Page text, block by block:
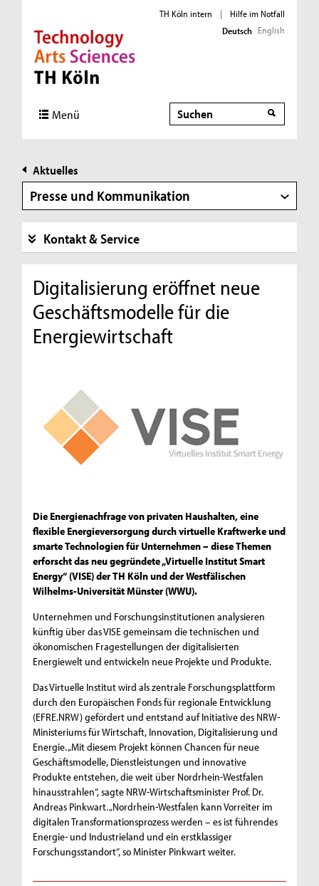
Direkt zur Hauptnavigation
Direkt zur Subnavigation
Direkt zum Inhalt
Direkt zum Fußbereich
TH Köln intern |
Hilfe im Notfall
Deutsch English
Menü Suche
Aktuelles
Presse und Kommunikation
Kontakt & Service
Digitalisierung eröffnet neue
Geschäftsmodelle für die
Energiewirtschaft
Die Energienachfrage von privaten Haushalten, eine
flexible Energieversorgung durch virtuelle Kraftwerke und
smarte Technologien für Unternehmen – diese Themen
erforscht das neu gegründete „Virtuelle Institut Smart
Energy“ (VISE) der TH Köln und der Westfälischen
Wilhelms-Universität Münster (WWU).
Unternehmen und Forschungsinstitutionen analysieren
künftig über das VISE gemeinsam die technischen und
ökonomischen Fragestellungen der digitalisierten
Energiewelt und entwickeln neue Projekte und Produkte.
Das Virtuelle Institut wird als zentrale Forschungsplattform
durch den Europäischen Fonds für regionale Entwicklung
(EFRE.NRW) gefördert und entstand auf Initiative des NRW-
Ministeriums für Wirtschaft, Innovation, Digitalisierung und
Energie. „Mit diesem Projekt können Chancen für neue
Geschäftsmodelle, Dienstleistungen und innovative
Produkte entstehen, die weit über Nordrhein-Westfalen
hinausstrahlen“, sagte NRW-Wirtschaftsminister Prof. Dr.
Andreas Pinkwart. „Nordrhein-Westfalen kann Vorreiter im
digitalen Transformationsprozess werden – es ist führendes
Energie- und Industrieland und ein erstklassiger
Forschungsstandort“, so Minister Pinkwart weiter.